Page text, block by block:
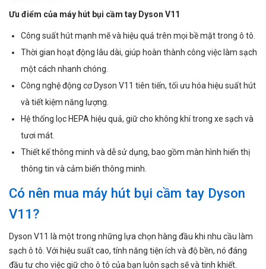
Ưu điểm của máy hút bụi cầm tay Dyson V11
Công suất hút mạnh mẽ và hiệu quả trên mọi bề mặt trong ô tô.
Thời gian hoạt động lâu dài, giúp hoàn thành công việc làm sạch
một cách nhanh chóng.
Công nghệ động cơ Dyson V11 tiên tiến, tối ưu hóa hiệu suất hút
và tiết kiệm năng lượng.
Hệ thống lọc HEPA hiệu quả, giữ cho không khí trong xe sạch và
tươi mát.
Thiết kế thông minh và dễ sử dụng, bao gồm màn hình hiển thị
thông tin và cảm biến thông minh.
Có nên mua máy hút bụi cầm tay Dyson
V11?
Dyson V11 là một trong những lựa chọn hàng đầu khi nhu cầu làm
sạch ô tô. Với hiệu suất cao, tính năng tiện ích và độ bền, nó đáng
đầu tư cho việc giữ cho ô tô của bạn luôn sạch sẽ và tinh khiết.